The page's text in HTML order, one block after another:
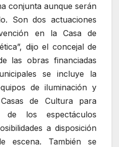
conjunta aunque serán
Son dos actuaciones
en la Casa de
dijo el concejal de
las obras financiadas
se incluye la
de iluminación y
de Cultura para
de los espectáculos
a disposición
escena. También se